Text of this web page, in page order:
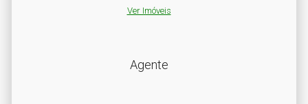
Ver Imóveis
Agente